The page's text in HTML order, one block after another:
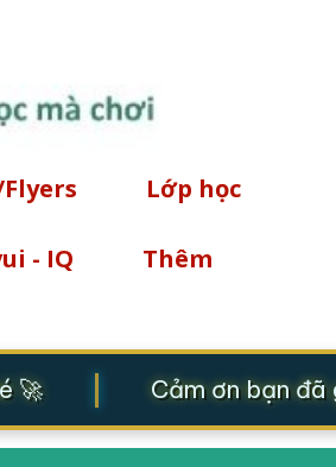
Lớp học
- IQ Thêm
🚀 Cảm ơn bạn đã